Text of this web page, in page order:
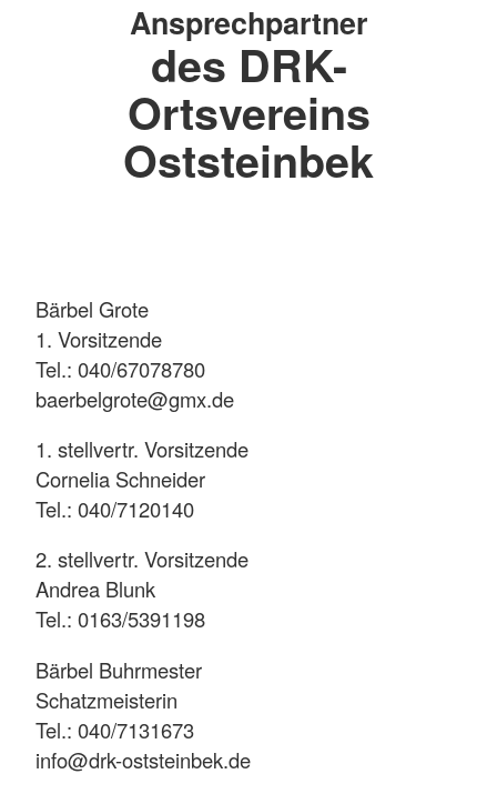
Ansprechpartner
des DRK-
Ortsvereins
Oststeinbek
Bärbel Grote
1. Vorsitzende
Tel.: 040/67078780
baerbelgrote@gmx.de
1. stellvertr. Vorsitzende
Cornelia Schneider
Tel.: 040/7120140
2. stellvertr. Vorsitzende
Andrea Blunk
Tel.: 0163/5391198
Bärbel Buhrmester
Schatzmeisterin
Tel.: 040/7131673
info@drk-oststeinbek.de